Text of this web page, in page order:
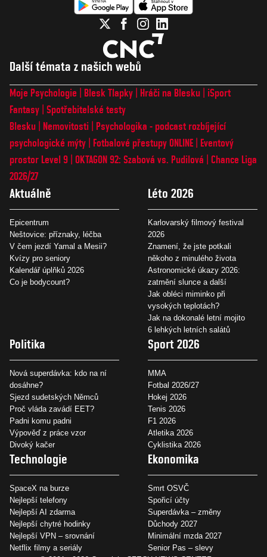
Další témata z našich webů
Moje Psychologie Blesk Tlapky Hráči na Blesku
iSport
Fantasy Spotřebitelské testy
Blesku
Nemovitosti
Psychologika - podcast rozbíjející
psychologické mýty
Fotbalové přestupy ONLINE
Eventový
prostor Level 9 OKTAGON 92: Szabová vs. Pudilová
Chance Liga
2026/27
Aktuálně
Epicentrum
Neštovice: příznaky, léčba
V čem jezdí Yamal a Mesii?
Kvízy pro seniory
Kalendář úplňků 2026
Co je bodycount?
Léto 2026
Karlovarský filmový festival
2026
Znamení, že jste potkali
někoho z minulého života
Astronomické úkazy 2026:
zatmění slunce a další
Jak obléci miminko při
vysokých teplotách?
Jak na dokonalé letní mojito
6 lehkých letních salátů
Politika
Nová superdávka: kdo na ní
dosáhne?
Sjezd sudetských Němců
Proč vláda zavádí EET?
Padni komu padni
Výpověď z práce vzor
Divoký kačer
Sport 2026
MMA
Fotbal 2026/27
Hokej 2026
Tenis 2026
F1 2026
Atletika 2026
Cyklistika 2026
Technologie
SpaceX na burze
Nejlepší telefony
Nejlepší AI zdarma
Nejlepší chytré hodinky
Nejlepší VPN – srovnání
Netflix filmy a seriály
Ekonomika
Smrt OSVČ
Spořicí účty
Superdávka – změny
Důchody 2027
Minimální mzda 2027
Senior Pas – slevy